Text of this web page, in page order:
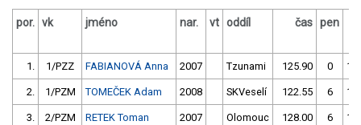
por. vk jméno nar. vt oddíl čas pen
1. 1/PZZ FABIANOVÁ Anna 2007 Tzunami 125.90 0
2. 1/PZM TOMEČEK Adam 2008 SKVeselí 122.55 6
3. 2/PZM RETEK Toman 2007 Olomouc 128.00 6